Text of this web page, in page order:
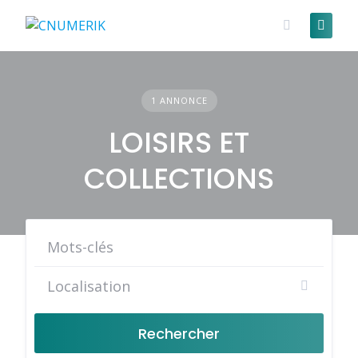
content
1 ANNONCE
LOISIRS ET
COLLECTIONS
Rechercher